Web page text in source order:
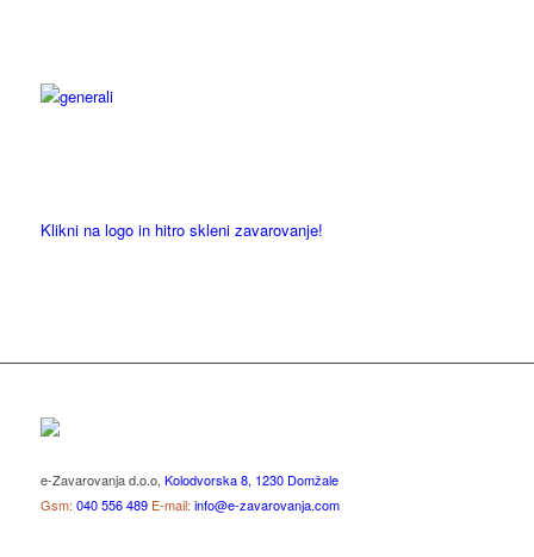
Klikni na logo in hitro skleni zavarovanje!
e-Zavarovanja d.o.o, Kolodvorska 8, 1230 Domžale
Gsm: 040 556 489 E-mail: info@e-zavarovanja.com